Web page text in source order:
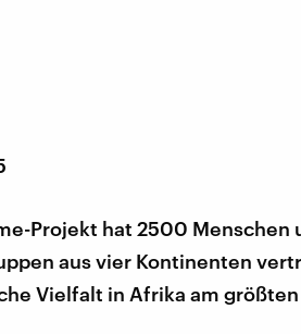
Projekt hat 2500 Menschen
aus vier Kontinenten
Vielfalt in Afrika am